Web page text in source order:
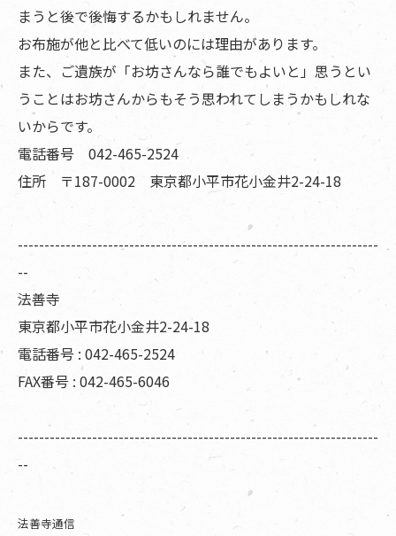
まうと後で後悔するかもしれません。
お布施が他と比べて低いのには理由があります。
また、ご遺族が「お坊さんなら誰でもよいと」思うとい
うことはお坊さんからもそう思われてしまうかもしれな
いからです。
電話番号 042-465-2524
住所 〒187-0002 東京都小平市花小金井2-24-18
--------------------------------------------------------------------
--
法善寺
東京都小平市花小金井2-24-18
電話番号 : 042-465-2524
FAX番号 : 042-465-6046
--------------------------------------------------------------------
--
法善寺通信